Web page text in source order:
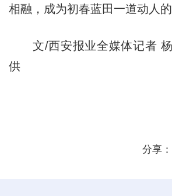
相融，成为初春蓝田一道动人的
文/西安报业全媒体记者 杨
供
分享：